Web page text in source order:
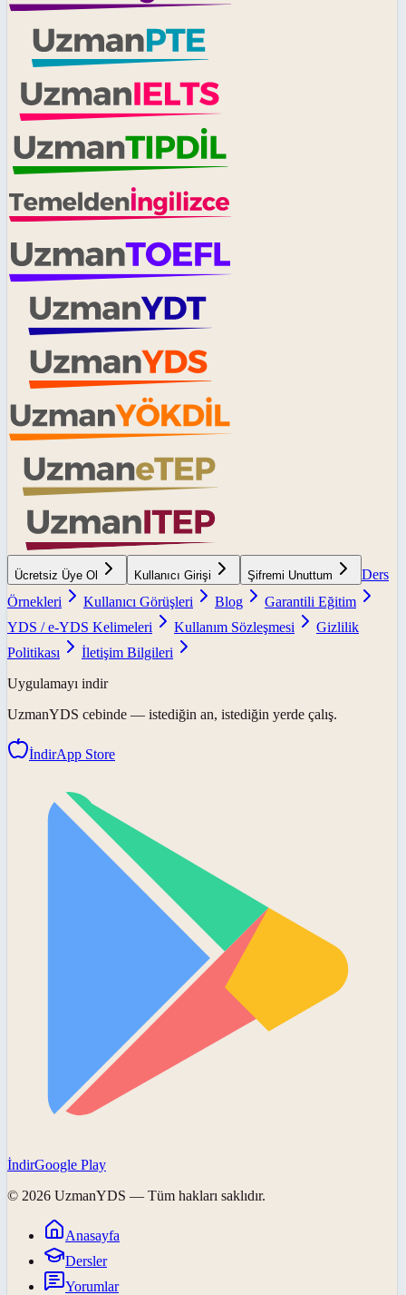
Ücretsiz Üye Ol Kullanıcı Girişi Şifremi Unuttum
Ders
Örnekleri
Kullanıcı Görüşleri Blog
Garantili Eğitim
YDS / e-YDS Kelimeleri
Kullanım Sözleşmesi
Gizlilik
Politikası
İletişim Bilgileri
Uygulamayı indir
UzmanYDS cebinde — istediğin an, istediğin yerde çalış.
İndirApp Store
İndirGoogle Play
© 2026 UzmanYDS — Tüm hakları saklıdır.
Anasayfa
Dersler
Yorumlar